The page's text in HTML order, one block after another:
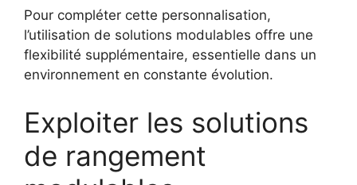
Pour compléter cette personnalisation,
l’utilisation de solutions modulables offre une
flexibilité supplémentaire, essentielle dans un
environnement en constante évolution.
Exploiter les solutions
de rangement